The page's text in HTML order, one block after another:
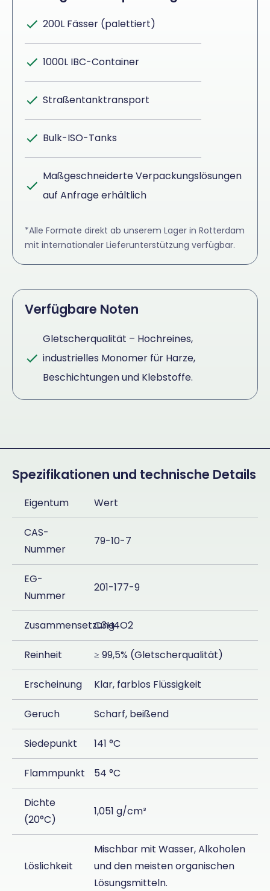
200L Fässer (palettiert)
1000L IBC-Container
Straßentanktransport
Bulk-ISO-Tanks
Maßgeschneiderte Verpackungslösungen
auf Anfrage erhältlich
*Alle Formate direkt ab unserem Lager in Rotterdam
mit internationaler Lieferunterstützung verfügbar.
Verfügbare Noten
Gletscherqualität – Hochreines,
industrielles Monomer für Harze,
Beschichtungen und Klebstoffe.
Spezifikationen und technische Details
Eigentum Wert
CAS-
Nummer
79-10-7
EG-
Nummer
201-177-9
ZusammensetzungC3H4O2
Reinheit ≥ 99,5% (Gletscherqualität)
Erscheinung Klar, farblos Flüssigkeit
Geruch Scharf, beißend
Siedepunkt 141 °C
Flammpunkt 54 °C
Dichte
(20°C)
1,051 g/cm³
Löslichkeit
Mischbar mit Wasser, Alkoholen
und den meisten organischen
Lösungsmitteln.